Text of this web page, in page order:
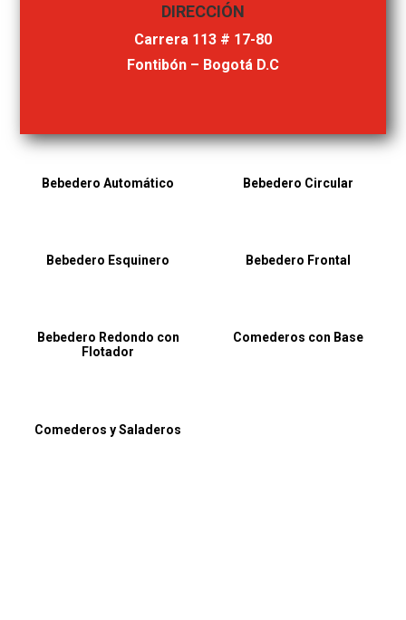
DIRECCIÓN
Carrera 113 # 17-80
Fontibón – Bogotá D.C
Bebedero Automático Bebedero Circular
Bebedero Esquinero Bebedero Frontal
Bebedero Redondo con
Flotador
Comederos con Base
Comederos y Saladeros